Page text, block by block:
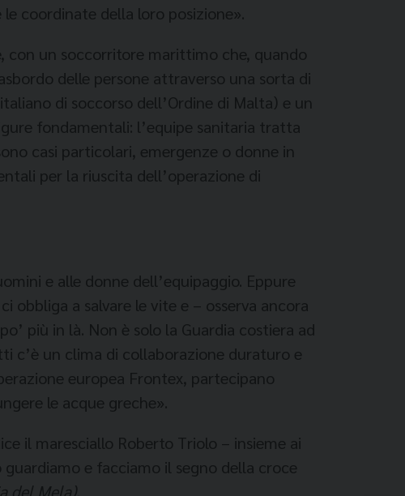
coordinate della loro posizione».
con un soccorritore marittimo che, quando
delle persone attraverso una sorta di
di soccorso dell’Ordine di Malta) e un
fondamentali: l’equipe sanitaria tratta
casi particolari, emergenze o donne in
per la riuscita dell’operazione di
e alle donne dell’equipaggio. Eppure
obbliga a salvare le vite e – osserva ancora
più in là. Non è solo la Guardia costiera ad
c’è un clima di collaborazione duraturo e
europea Frontex, partecipano
le acque greche».
il maresciallo Roberto Triolo – insieme ai
e facciamo il segno della croce
del Mela).